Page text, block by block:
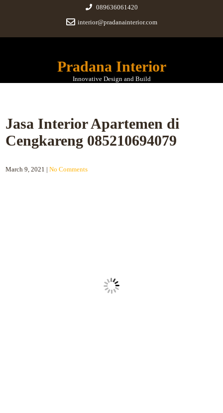
089636061420
interior@pradanainterior.com
Pradana Interior
Innovative Design and Build
Jasa Interior Apartemen di
Cengkareng 085210694079
March 9, 2021 |No Comments